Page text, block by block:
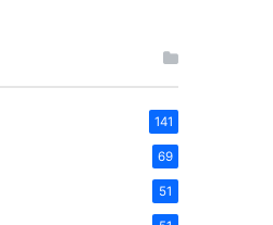
141
69
51